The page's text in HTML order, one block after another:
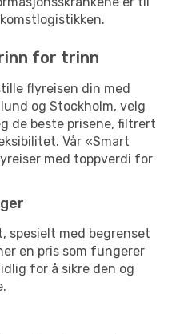
for trinn
flyreisen din med
og Stockholm, velg
de beste prisene, filtrert
Vår «Smart
med toppverdi for
spesielt med begrenset
en pris som fungerer
for å sikre den og